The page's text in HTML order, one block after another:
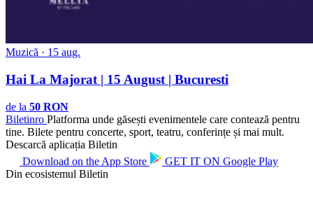
Muzică · 15 aug.
Hai La Majorat | 15 August | Bucuresti
de la 50 RON
Biletinro Platforma unde găsești evenimentele care contează pentru
tine. Bilete pentru concerte, sport, teatru, conferințe și mai mult.
Descarcă aplicația Biletin
Download on the App Store GET IT ON Google Play
Din ecosistemul Biletin